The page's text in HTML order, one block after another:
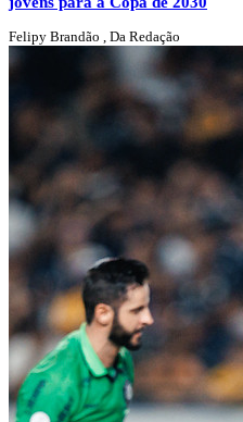
Felipy Brandão , Da Redação